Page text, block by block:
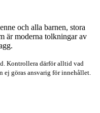
och alla barnen, stora
är moderna tolkningar av
Kontrollera därför alltid vad
ej göras ansvarig för innehållet.